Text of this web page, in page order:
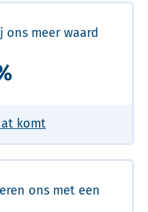
ons meer waard
komt
ons met een